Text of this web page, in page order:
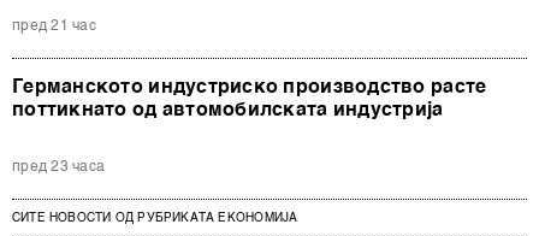
пред 21 час
Германското индустриско производство расте
поттикнато од автомобилската индустрија
пред 23 часа
СИТЕ НОВОСТИ ОД РУБРИКАТА ЕКОНОМИЈА